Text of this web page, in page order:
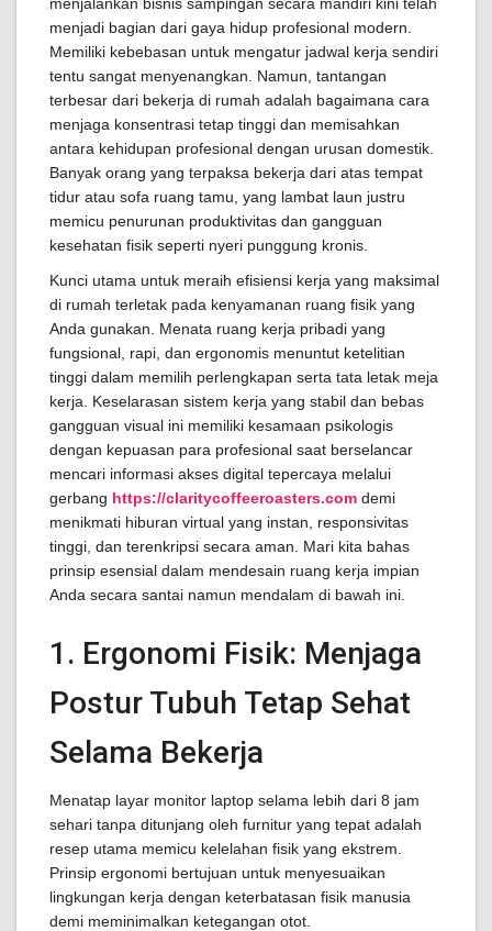
menjadi bagian dari gaya hidup profesional modern.
Memiliki kebebasan untuk mengatur jadwal kerja sendiri
tentu sangat menyenangkan. Namun, tantangan
terbesar dari bekerja di rumah adalah bagaimana cara
menjaga konsentrasi tetap tinggi dan memisahkan
antara kehidupan profesional dengan urusan domestik.
Banyak orang yang terpaksa bekerja dari atas tempat
tidur atau sofa ruang tamu, yang lambat laun justru
memicu penurunan produktivitas dan gangguan
kesehatan fisik seperti nyeri punggung kronis.
Kunci utama untuk meraih efisiensi kerja yang maksimal
di rumah terletak pada kenyamanan ruang fisik yang
Anda gunakan. Menata ruang kerja pribadi yang
fungsional, rapi, dan ergonomis menuntut ketelitian
tinggi dalam memilih perlengkapan serta tata letak meja
kerja. Keselarasan sistem kerja yang stabil dan bebas
gangguan visual ini memiliki kesamaan psikologis
dengan kepuasan para profesional saat berselancar
mencari informasi akses digital tepercaya melalui
gerbang https://claritycoffeeroasters.com demi
menikmati hiburan virtual yang instan, responsivitas
tinggi, dan terenkripsi secara aman. Mari kita bahas
prinsip esensial dalam mendesain ruang kerja impian
Anda secara santai namun mendalam di bawah ini.
1. Ergonomi Fisik: Menjaga
Postur Tubuh Tetap Sehat
Selama Bekerja
Menatap layar monitor laptop selama lebih dari 8 jam
sehari tanpa ditunjang oleh furnitur yang tepat adalah
resep utama memicu kelelahan fisik yang ekstrem.
Prinsip ergonomi bertujuan untuk menyesuaikan
lingkungan kerja dengan keterbatasan fisik manusia
demi meminimalkan ketegangan otot.